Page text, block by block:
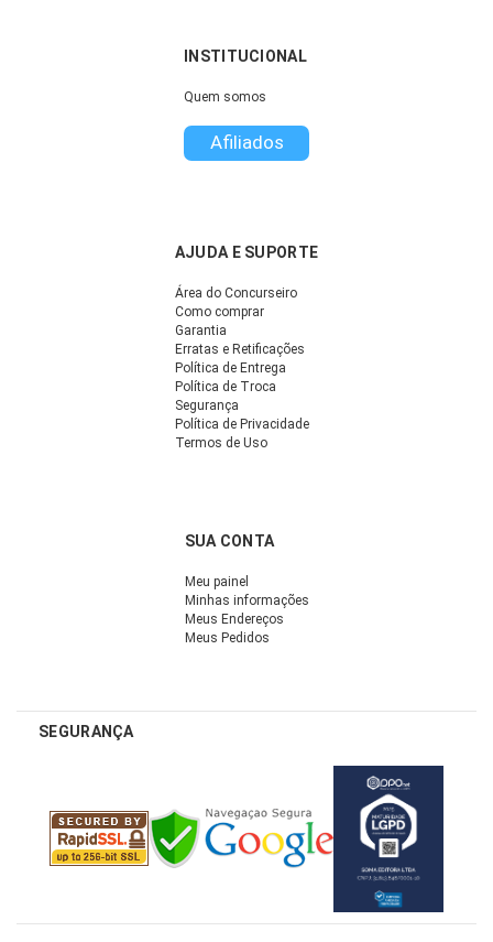
INSTITUCIONAL
Quem somos
Afiliados
AJUDA E SUPORTE
Área do Concurseiro
Como comprar
Garantia
Erratas e Retificações
Política de Entrega
Política de Troca
Segurança
Política de Privacidade
Termos de Uso
SUA CONTA
Meu painel
Minhas informações
Meus Endereços
Meus Pedidos
SEGURANÇA